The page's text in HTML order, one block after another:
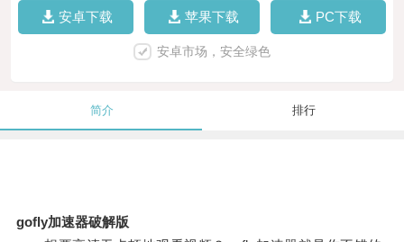
安卓下载 苹果下载 PC下载
安卓市场，安全绿色
简介 排行
gofly加速器破解版